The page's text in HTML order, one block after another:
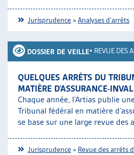
Jurisprudence »Analyses d'arrêts
DOSSIER DE VEILLE• REVUE DES
QUELQUES ARRÊTS DU
MATIÈRE D’ASSURANCE-
Chaque année, l’Artias publie
Tribunal fédéral en matière
se base sur une large revue des
Jurisprudence » Revue des arrêts